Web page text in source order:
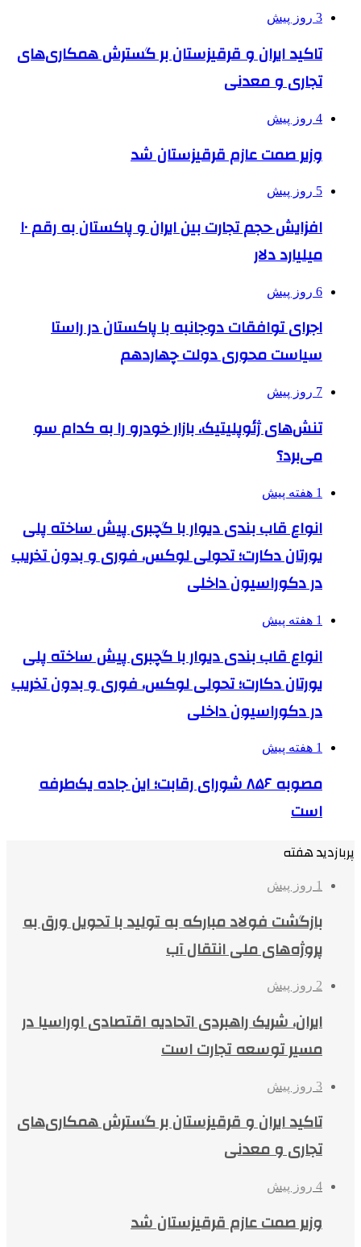
3 روز پیش
تاکید ایران و قرقیزستان بر گسترش همکاری‌های
تجاری و معدنی
4 روز پیش
وزیر صمت عازم قرقیزستان شد
5 روز پیش
افزایش حجم تجارت بین ایران و پاکستان به رقم ۱۰
میلیارد دلار
6 روز پیش
اجرای توافقات دوجانبه با پاکستان در راستا
سیاست محوری دولت چهاردهم
7 روز پیش
تنش‌های ژئوپلیتیک، بازار خودرو را به کدام سو
می‌برد؟
1 هفته پیش
انواع قاب بندی دیوار با گچبری پیش ساخته پلی
یورتان دکارت؛ تحولی لوکس، فوری و بدون تخریب
در دکوراسیون داخلی
1 هفته پیش
انواع قاب بندی دیوار با گچبری پیش ساخته پلی
یورتان دکارت؛ تحولی لوکس، فوری و بدون تخریب
در دکوراسیون داخلی
1 هفته پیش
مصوبه ۸۵۶ شورای رقابت؛ این جاده یک‌طرفه
است
پربازدید هفته
1 روز پیش
بازگشت فولاد مبارکه به تولید با تحویل ورق به
پروژه‌های ملی انتقال آب
2 روز پیش
ایران، شریک راهبردی اتحادیه اقتصادی اوراسیا در
مسیر توسعه تجارت است
3 روز پیش
تاکید ایران و قرقیزستان بر گسترش همکاری‌های
تجاری و معدنی
4 روز پیش
وزیر صمت عازم قرقیزستان شد